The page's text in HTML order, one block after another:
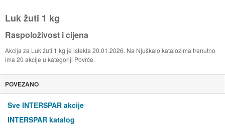
Luk žuti 1 kg
Raspoloživost i cijena
Akcija za Luk žuti 1 kg je istekla 20.01.2026. Na Njuškalo katalozima trenutno
ima 20 akcije u kategoriji Povrće.
POVEZANO
Sve INTERSPAR akcije
INTERSPAR katalog